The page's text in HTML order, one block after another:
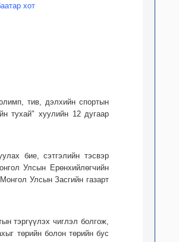
хот
тив, дэлхийн спортын
тухай" хуулийн 12 дугаар
бие, сэтгэлийн тэсвэр
Улсын Ерөнхийлөгчийн
Улсын Засгийн газарт
тэргүүлэх чиглэл болгож,
төрийн болон төрийн бус